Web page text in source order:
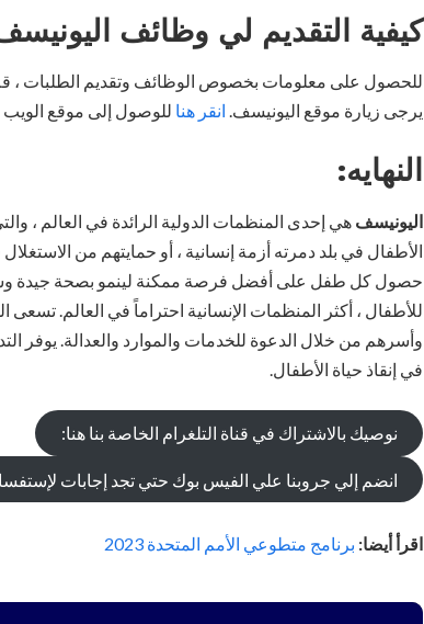
كيفية التقديم لي وظائف
للحصول على معلومات بخصوص الوظائف وتقديم الطلبات ، قم
يرجى زيارة موقع اليونيسف. انقر هنا للوصول إلى موقع
النهايه:
اليونيسف هي إحدى المنظمات الدولية الرائدة في العالم ،
الأطفال في بلد دمرته أزمة إنسانية ، أو حمايتهم من
حصول كل طفل على أفضل فرصة ممكنة لينمو بصحة جيدة
للأطفال ، أكثر المنظمات الإنسانية احتراماً في العالم.
وأسرهم من خلال الدعوة للخدمات والموارد والعدالة. يوفر
في إنقاذ حياة الأطفال.
نوصيك بالاشتراك في قناة التلغرام الخاصة بنا هنا:
انضم إلي جروبنا علي الفيس بوك حتي تجد إجابات
اقرأ أيضا: برنامج متطوعي الأمم المتحدة 2023